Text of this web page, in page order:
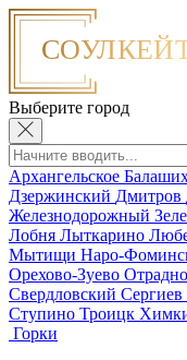
Выберите город
Архангельское
Дзержинский Дмитров
Железнодорожный
Лобня Лыткарино
Мытищи Наро-
Орехово-Зуево
Свердловский
Ступино Троицк
Горки